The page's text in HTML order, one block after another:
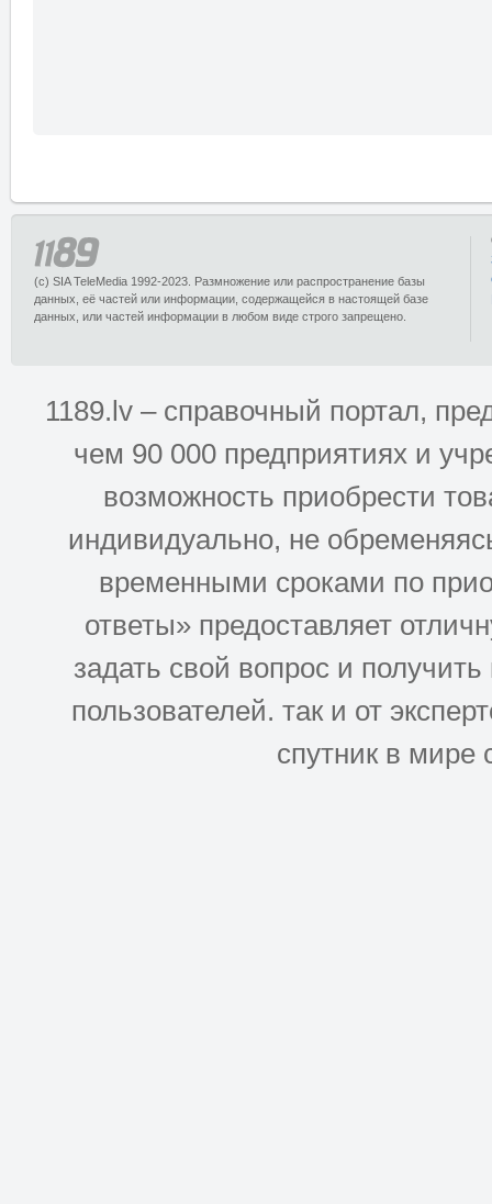
(c) SIA TeleMedia 1992-2023. Размножение или распространение базы
данных, её частей или информации, содержащейся в настоящей базе
данных, или частей информации в любом виде строго запрещено.
1189.lv – справочный портал,
чем 90 000 предприятиях и
возможность приобрести
индивидуально, не
временными сроками по
ответы» предоставляет
задать свой вопрос и
пользователей. так и от
спутник в